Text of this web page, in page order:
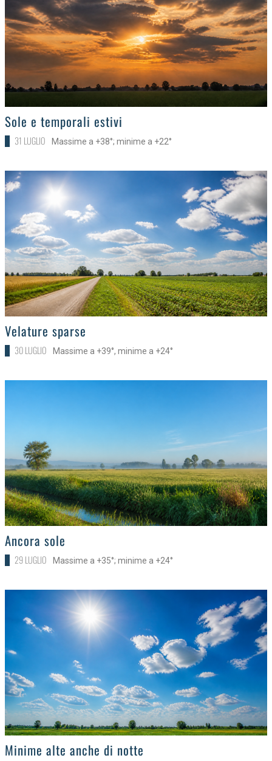
>
Sole e temporali estivi
31 LUGLIO Massime a +38°; minime a +22°
>
Velature sparse
30 LUGLIO Massime a +39°, minime a +24°
>
Ancora sole
29 LUGLIO Massime a +35°; minime a +24°
>Minime alte anche di notte